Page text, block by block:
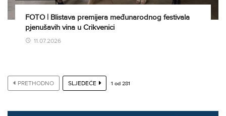
FOTO | Blistava premijera međunarodnog festivala
pjenušavih vina u Crikvenici
11.07.2026
PRETHODNO SLJEDEĆE 1 od 281